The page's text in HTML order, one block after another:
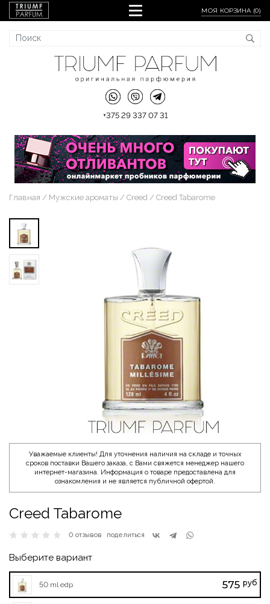
МОЯ КОРЗИНА (0)
+375 29 337 07 31
Главная Мужские ароматы Creed Creed Tabarome
Уважаемые клиенты! Для уточнения наличия на складе и точных
сроков поставки Вашего заказа, с Вами свяжется менеджер нашего
интернет-магазина. Информация о товаре предоставлена для
ознакомления и не является публичной офертой.
Creed Tabarome
0 отзывов поделиться
Выберите вариант
50 ml edp 575 руб